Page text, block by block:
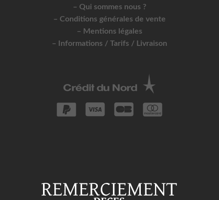
– Qui sommes nous ?
– Conditions générales de vente
– Mentions légales
– Informations / Tarifs / Livraison